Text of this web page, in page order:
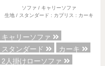
ソファ / キャリーソファ
生地 / スタンダード : カプリス : カーキ
キャリーソファ
スタンダード
カーキ
2人掛けローソファ